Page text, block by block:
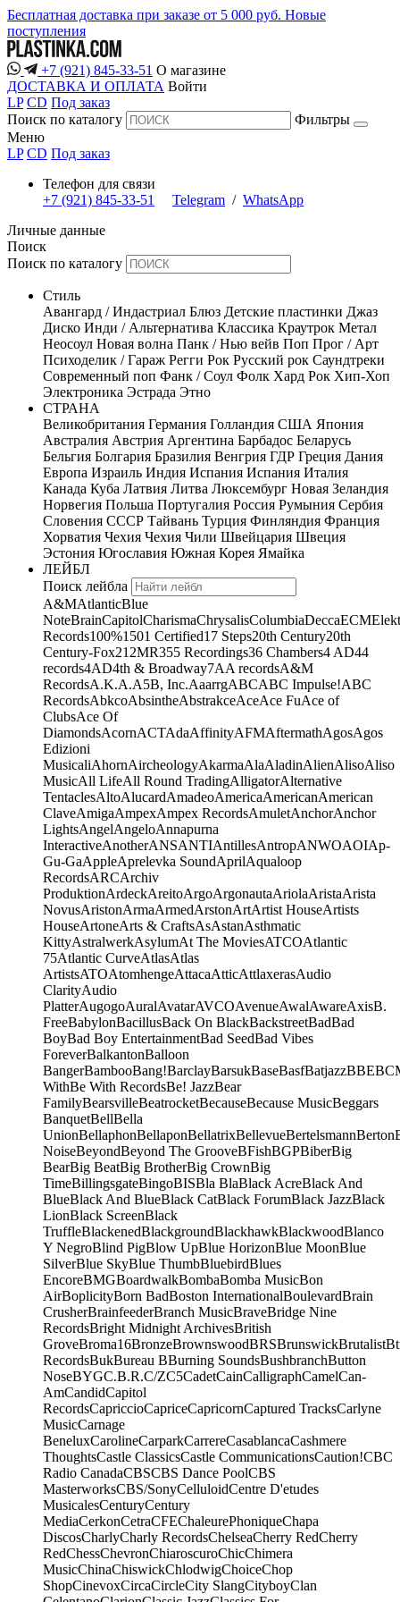
Бесплатная доставка при заказе от 5 000 руб. Новые
поступления
+7 (921) 845-33-51 О магазине
ДОСТАВКА И ОПЛАТА Войти
LP CD Под заказ
Поиск по каталогу
Фильтры
Меню
LP CD Под заказ
Телефон для связи
+7 (921) 845-33-51
Telegram / WhatsApp
Личные данные
Поиск
Поиск по каталогу
Стиль
Авангард / Индастриал Блюз Детские пластинки Джаз
Диско Инди / Альтернатива Классика Краутрок Метал
Неосоул Новая волна Панк / Нью вейв Поп Прог / Арт
Психоделик / Гараж Регги Рок Русский рок Саундтреки
Современный поп Фанк / Соул Фолк Хард Рок Хип-Хоп
Электроника Эстрада Этно
СТРАНА
Великобритания Германия Голландия США Япония
Австралия Австрия Аргентина Барбадос Беларусь
Бельгия Болгария Бразилия Венгрия ГДР Греция Дания
Европа Израиль Индия Испания Испания Италия
Канада Куба Латвия Литва Люксембург Новая Зеландия
Норвегия Польша Португалия Россия Румыния Сербия
Словения СССР Тайвань Турция Финляндия Франция
Хорватия Чехия Чехия Чили Швейцария Швеция
Эстония Югославия Южная Корея Ямайка
ЛЕЙБЛ
Поиск лейбла
A&MAtlanticBlue
NoteBrainCapitolCharismaChrysalisColumbiaDeccaECM
Records100%1501 Certified17 Steps20th Century20th
Century-Fox21 2MR355 Recordings36 Chambers4 AD44
records4AD4th & Broadway7AA recordsA&M
RecordsA.K.A.A5B, Inc.AaarrgABCABC Impulse!ABC
RecordsAbkcoAbsintheAbstrakceAceAce FuAce of
ClubsAce Of
DiamondsAcornACTAdaAffinityAFMAftermathAgosAgos
Edizioni
MusicaliAhornAircheologyAkarmaAlaAladinAlienAlisoAliso
MusicAll LifeAll Round TradingAlligatorAlternative
TentaclesAltoAlucardAmadeoAmericaAmericanAmerican
ClaveAmigaAmpexAmpex RecordsAmuletAnchorAnchor
LightsAngelAngeloAnnapurna
InteractiveAnotherANSANTIAntillesAntropANWOAOIAp-
Gu-GaAppleAprelevka SoundAprilAqualoop
RecordsARCArchiv
ProduktionArdeckAreitoArgoArgonautaAriolaAristaArista
NovusAristonArmaArmedArstonArtArtist HouseArtists
HouseArtoneArts & CraftsAsAstanAsthmatic
KittyAstralwerkAsylumAt The MoviesATCOAtlantic
75Atlantic CurveAtlasAtlas
ArtistsATOAtomhengeAttacaAtticAttlaxerasAudio
ClarityAudio
PlatterAugogoAuralAvatarAVCOAvenueAwalAwareAxisB.
FreeBabylonBacillusBack On BlackBackstreetBadBad
BoyBad Boy EntertainmentBad SeedBad Vibes
ForeverBalkantonBalloon
BangerBambooBang!BarclayBarsukBaseBasfBatjazzBBE
WithBe With RecordsBe! JazzBear
FamilyBearsvilleBeatrocketBecauseBecause MusicBeggars
BanquetBellBella
UnionBellaphonBellaponBellatrixBellevueBertelsmannBerton
NoiseBeyondBeyond The GrooveBFishBGPBiberBig
BearBig BeatBig BrotherBig CrownBig
TimeBillingsgateBingoBISBla BlaBlack AcreBlack And
BlueBlack And BlueBlack CatBlack ForumBlack JazzBlack
LionBlack ScreenBlack
TruffleBlackenedBlackgroundBlackhawkBlackwoodBlanco
Y NegroBlind PigBlow UpBlue HorizonBlue MoonBlue
SilverBlue SkyBlue ThumbBluebirdBlues
EncoreBMGBoardwalkBombaBomba MusicBon
AirBoplicityBorn BadBoston InternationalBoulevardBrain
CrusherBrainfeederBranch MusicBraveBridge Nine
RecordsBright Midnight ArchivesBritish
GroveBroma16BronzeBrownswoodBRSBrunswickBrutalist
RecordsBukBureau BBurning SoundsBushbranchButton
NoseBYGC.B.R.C/ZC5CadetCainCalligraphCamelCan-
AmCandidCapitol
RecordsCapriccioCapriceCapricornCaptured TracksCarlyne
MusicCarnage
BeneluxCarolineCarparkCarrereCasablancaCashmere
ThoughtsCastle ClassicsCastle CommunicationsCaution!CBC
Radio CanadaCBSCBS Dance PoolCBS
MasterworksCBS/SonyCelluloidCentre D'etudes
MusicalesCenturyCentury
MediaCerkonCetraCFEChaleurePhoniqueChapa
DiscosCharlyCharly RecordsChelseaCherry RedCherry
RedChessChevronChiaroscuroChicChimera
MusicChinaChiswickChlodwigChoiceChop
ShopCinevoxCircaCircleCity SlangCityboyClan